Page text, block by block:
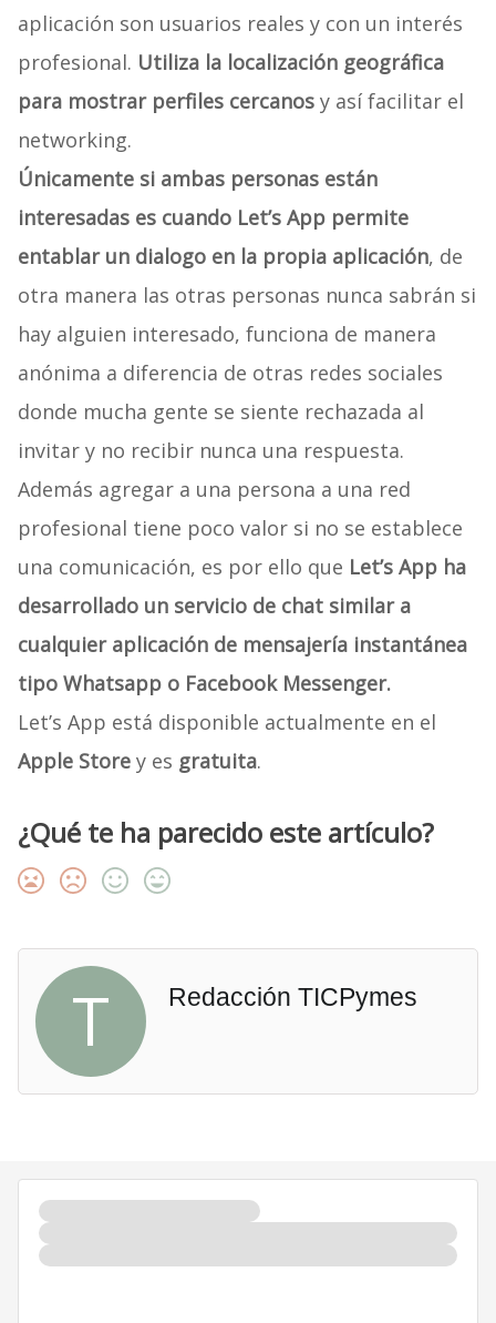
aplicación son usuarios reales y con un interés
profesional. Utiliza la localización geográfica
para mostrar perfiles cercanosy así facilitar el
networking.
Únicamente si ambas personas están
interesadas es cuando Let’s App permite
entablar un dialogo en la propia aplicación, de
otra manera las otras personas nunca sabrán si
hay alguien interesado, funciona de manera
anónima a diferencia de otras redes sociales
donde mucha gente se siente rechazada al
invitar y no recibir nunca una respuesta.
Además agregar a una persona a una red
profesional tiene poco valor si no se establece
una comunicación, es por ello que Let’s App ha
desarrollado un servicio de chat similar a
cualquier aplicación de mensajería instantánea
tipo Whatsapp o Facebook Messenger.
Let’s App está disponible actualmente en el
Apple Storey es gratuita.
¿Qué te ha parecido este artículo?
T Redacción TICPymes